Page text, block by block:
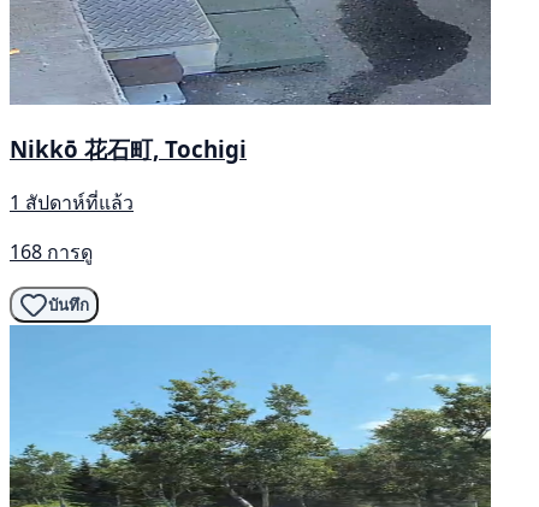
Nikkō 花石町, Tochigi
1 สัปดาห์ที่แล้ว
168 การดู
บันทึก